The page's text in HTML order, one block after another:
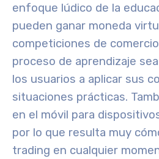
enfoque lúdico de la
pueden ganar moneda
competiciones de
proceso de aprendizaje
los usuarios a aplicar sus
situaciones prácticas.
en el móvil para
por lo que resulta muy
trading en cualquier